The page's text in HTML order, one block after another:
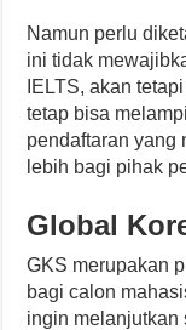
Namun perlu
ini tidak
IELTS, akan
tetap bisa
pendaftaran yang
lebih bagi pihak
Global
GKS merupakan
bagi calon
ingin melanjutkan